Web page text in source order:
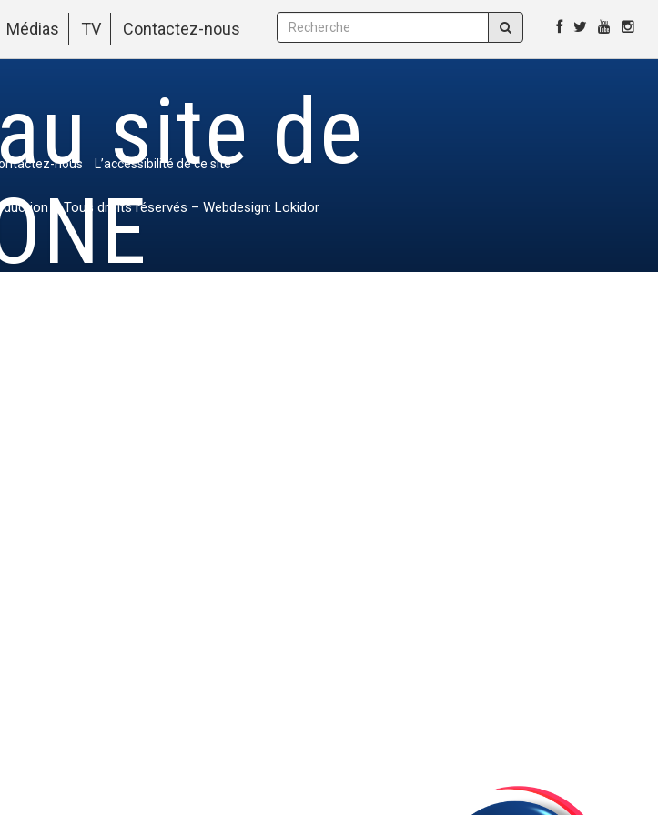
Médias TV Contactez-nous
site de
nous L’accessibilité de ce site
– Tous droits réservés – Webdesign: Lokidor